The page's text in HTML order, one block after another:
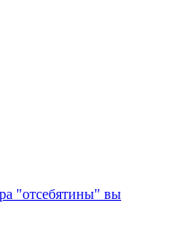
"отсебятины" вы